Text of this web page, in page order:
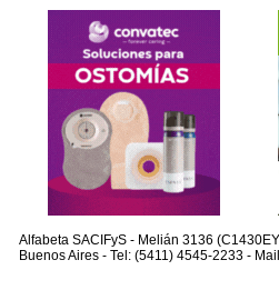
Alfabeta SACIFyS - Melián 3136
Buenos Aires - Tel: (5411) 4545-2233 -